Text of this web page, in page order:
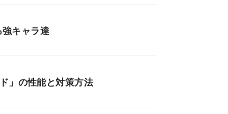
キャラ達
」の性能と対策方法